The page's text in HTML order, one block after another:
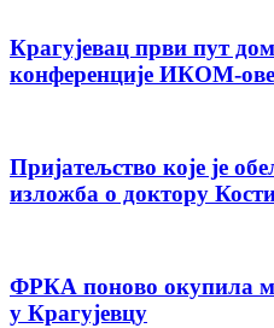
Крагујевац први пут
конференције ИКОМ-ове
Пријатељство које је
изложба о доктору
ФРКА поново окупила
у Крагујевцу